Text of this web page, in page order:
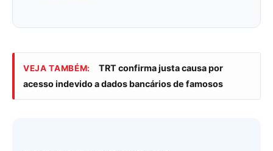
VEJA TAMBÉM:
TRT confirma justa causa por
acesso indevido a dados bancários de famosos